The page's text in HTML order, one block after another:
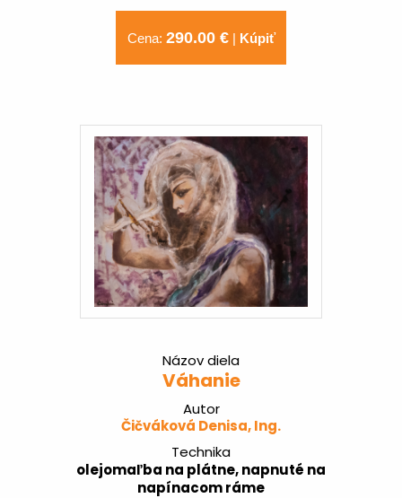
Cena: 290.00 €| Kúpiť
Názov diela
Váhanie
Autor
Čičváková Denisa, Ing.
Technika
olejomaľba na plátne, napnuté na
napínacom ráme